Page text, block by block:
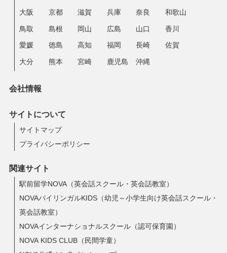
大阪 京都 滋賀 兵庫 奈良 和歌山
鳥取 島根 岡山 広島 山口 香川
愛媛 徳島 高知 福岡 長崎 佐賀
大分 熊本 宮崎 鹿児島 沖縄
会社情報
サイトについて
サイトマップ
プライバシーポリシー
関連サイト
駅前留学NOVA（英会話スクール・英会話教室）
NOVAバイリンガルKIDS（幼児～小学生向け英会話スクール・
英会話教室）
NOVAインターナショナルスクール（認可保育園）
NOVA KIDS CLUB（民間学童）